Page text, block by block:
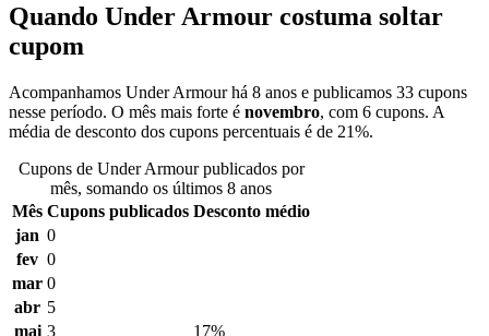
Quando Under Armour costuma soltar
cupom
Acompanhamos Under Armour há 8 anos e publicamos 33 cupons
nesse período. O mês mais forte é novembro, com 6 cupons. A
média de desconto dos cupons percentuais é de 21%.
Cupons de Under Armour publicados por
mês, somando os últimos 8 anos
Mês Cupons publicados Desconto médio
jan 0
fev 0
mar 0
abr 5
mai 3
17%